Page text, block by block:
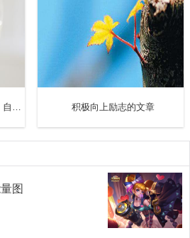
拖延。议院开会时，看到亚当斯先
向大家宣布各就各位、开始会议
件事，主持人宣布就座时，有人
当斯先生还没来呢。”结果发现是议
钟后，亚当斯先生像往常一样准时
到，在法庭、国会和社会公共事务
万机的繁忙生活中，贺拉斯·格里利
培养自信心的名人励志故事：自信是成功的阶梯 积极向上励志的文章
图